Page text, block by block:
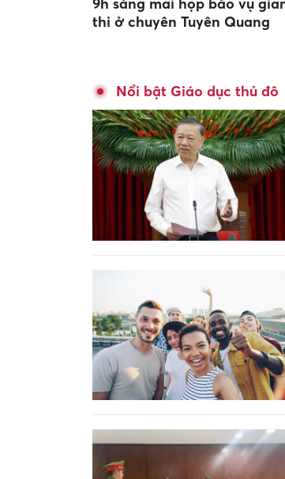
9h sáng mai họp báo vụ
thi ở chuyên Tuyên Quang
Nổi bật Giáo dục thủ đô